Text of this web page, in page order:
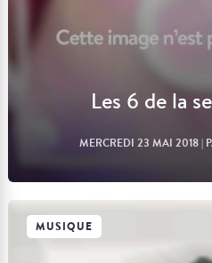
Les 6 de la
MERCREDI 23 MAI 2018|
MUSIQUE